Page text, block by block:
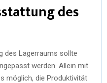
des
des Lagerraums sollte
werden. Allein mit
möglich, die Produktivität